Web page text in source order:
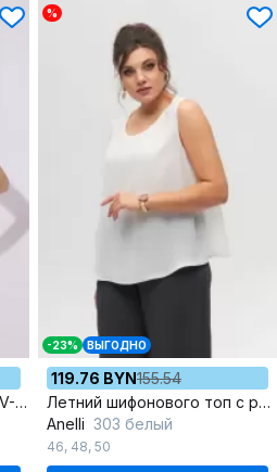
Топ короткий открытый с V-образным вырезом из текстиля
%
-23% ВЫГОДНО
119.76 BYN155.54
Летний шифонового топ с разрезом, свободный силуэт, уютный образ
Anelli 303 белый
46, 48, 50